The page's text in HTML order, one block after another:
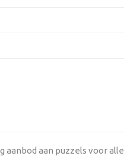
aan puzzels voor alle